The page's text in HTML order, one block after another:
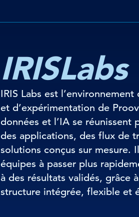
IRISLabs
IRIS Labs est l’environnement
et d’expérimentation de
données et l’IA se réunissent
des applications, des flux de
solutions conçus sur mesure.
équipes à passer plus
à des résultats validés, grâce
structure intégrée, flexible et